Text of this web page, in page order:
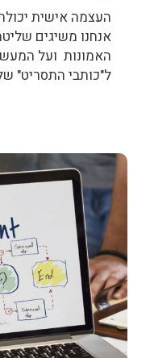
העצמה אישית
אנחנו משיגים
האמונות ועל
ל"כותבי התסריט"